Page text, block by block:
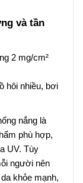
và tần
2 mg/cm²
hôi nhiều, bơi
nắng là
phù hợp,
UV. Tùy
người nên
khỏe mạnh,